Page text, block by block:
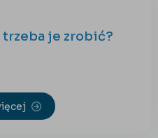
trzeba je zrobić?